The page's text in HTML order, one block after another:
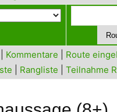
Kommentare
Route
Rangliste Teilnahme